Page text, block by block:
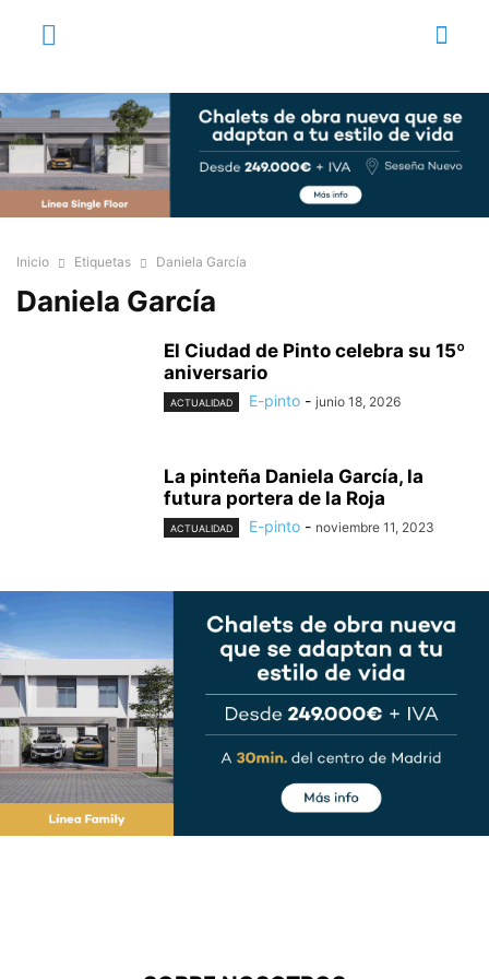
Inicio Etiquetas Daniela García
Daniela García
El Ciudad de Pinto celebra su 15º
aniversario
ACTUALIDAD E-pinto - junio 18, 2026
La pinteña Daniela García, la
futura portera de la Roja
ACTUALIDAD E-pinto - noviembre 11, 2023